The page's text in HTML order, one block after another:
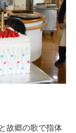
故郷の歌で指体